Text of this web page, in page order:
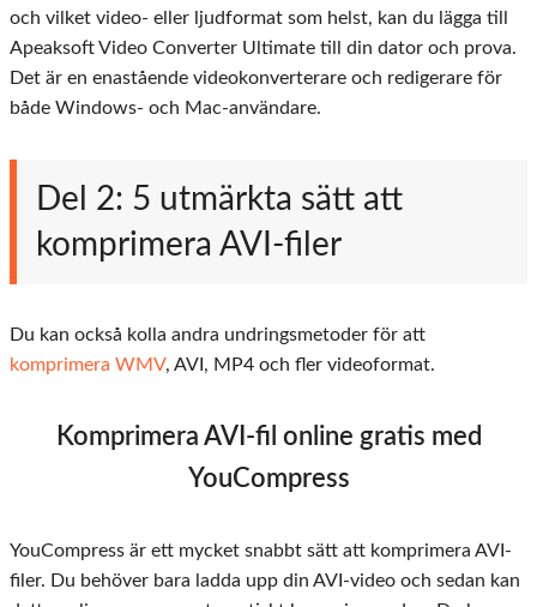
och vilket video- eller ljudformat som helst, kan du lägga till
Apeaksoft Video Converter Ultimate till din dator och prova.
Det är en enastående videokonverterare och redigerare för
både Windows- och Mac-användare.
Del 2: 5 utmärkta sätt att
komprimera AVI-filer
Du kan också kolla andra undringsmetoder för att
komprimera WMV, AVI, MP4 och fler videoformat.
Komprimera AVI-fil online gratis med
YouCompress
YouCompress är ett mycket snabbt sätt att komprimera AVI-
filer. Du behöver bara ladda upp din AVI-video och sedan kan